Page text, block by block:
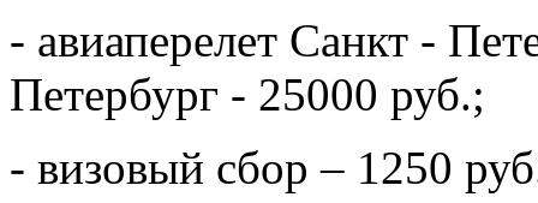
- авиаперелет Санкт -
Петербург - 25000 руб.;
- визовый сбор – 1250